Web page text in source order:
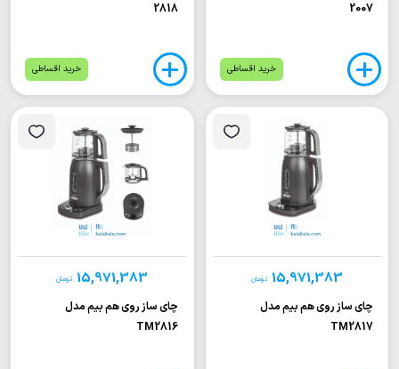
2007
خرید اقساطی
2818
خرید اقساطی
15,971,383 تومان
چای ساز روی هم بیم مدل
TM2817
15,971,383 تومان
چای ساز روی هم بیم مدل
TM2816